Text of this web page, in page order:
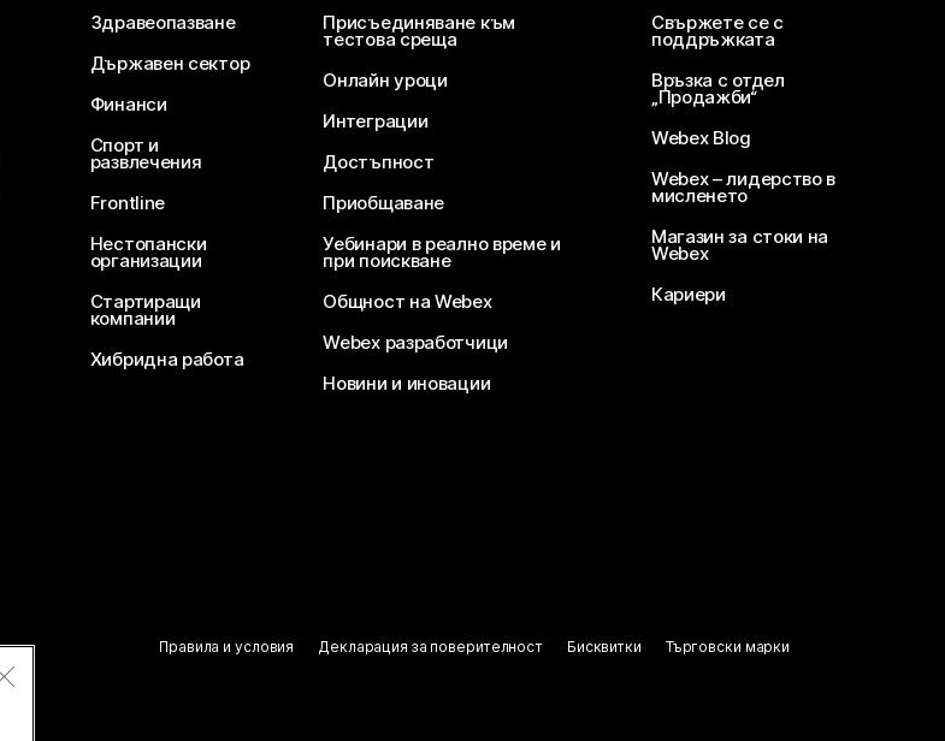
Здравеопазване
Държавен сектор
Финанси
Спорт и
развлечения
Frontline
Нестопански
организации
Стартиращи
компании
Хибридна работа
Присъединяване към
тестова среща
Онлайн уроци
Интеграции
Достъпност
Приобщаване
Уебинари в реално време и
при поискване
Общност на Webex
Webex разработчици
Новини и иновации
Свържете се с
поддръжката
Връзка с отдел
„Продажби“
Webex Blog
Webex – лидерство в
мисленето
Магазин за стоки на
Webex
Кариери
Правила и условия Декларация за поверителност Бисквитки Търговски марки